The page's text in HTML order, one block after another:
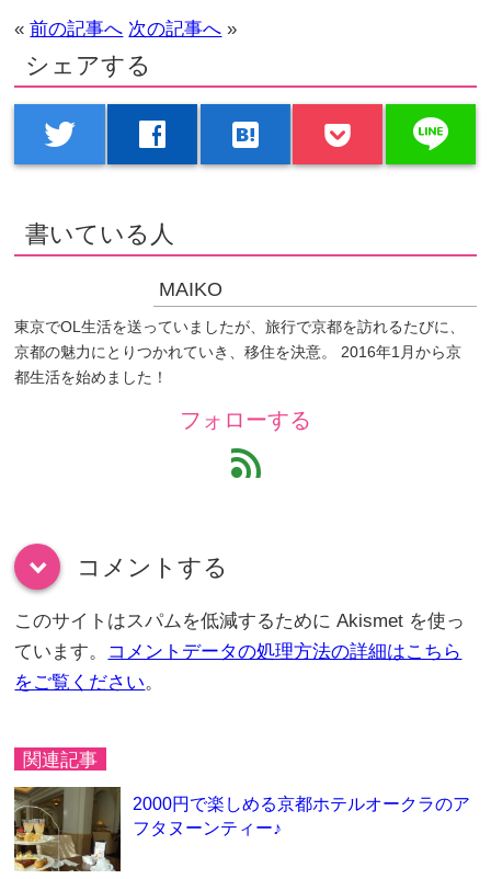
«前の記事へ 次の記事へ »
シェアする
twitter facebook hatenabookmark line
書いている人
MAIKO
東京でOL生活を送っていましたが、旅行で京都を訪れるたびに、
京都の魅力にとりつかれていき、移住を決意。 2016年1月から京
都生活を始めました！
フォローする
feed
down コメントする
このサイトはスパムを低減するために Akismet を使っ
ています。 コメントデータの処理方法の詳細はこちら
をご覧ください。
関連記事
2000円で楽しめる京都ホテルオークラのア
フタヌーンティー♪